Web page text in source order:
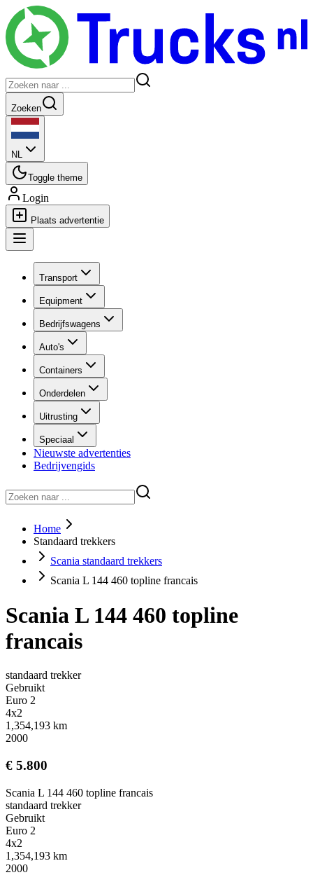
Zoeken
NL
Toggle theme
Login
Plaats advertentie
Transport
Equipment
Bedrijfswagens
Auto's
Containers
Onderdelen
Uitrusting
Speciaal
Nieuwste advertenties
Bedrijvengids
Home
Standaard trekkers
Scania standaard trekkers
Scania L 144 460 topline francais
Scania L 144 460 topline
francais
standaard trekker
Gebruikt
Euro 2
4x2
1,354,193 km
2000
€ 5.800
Scania L 144 460 topline francais
standaard trekker
Gebruikt
Euro 2
4x2
1,354,193 km
2000